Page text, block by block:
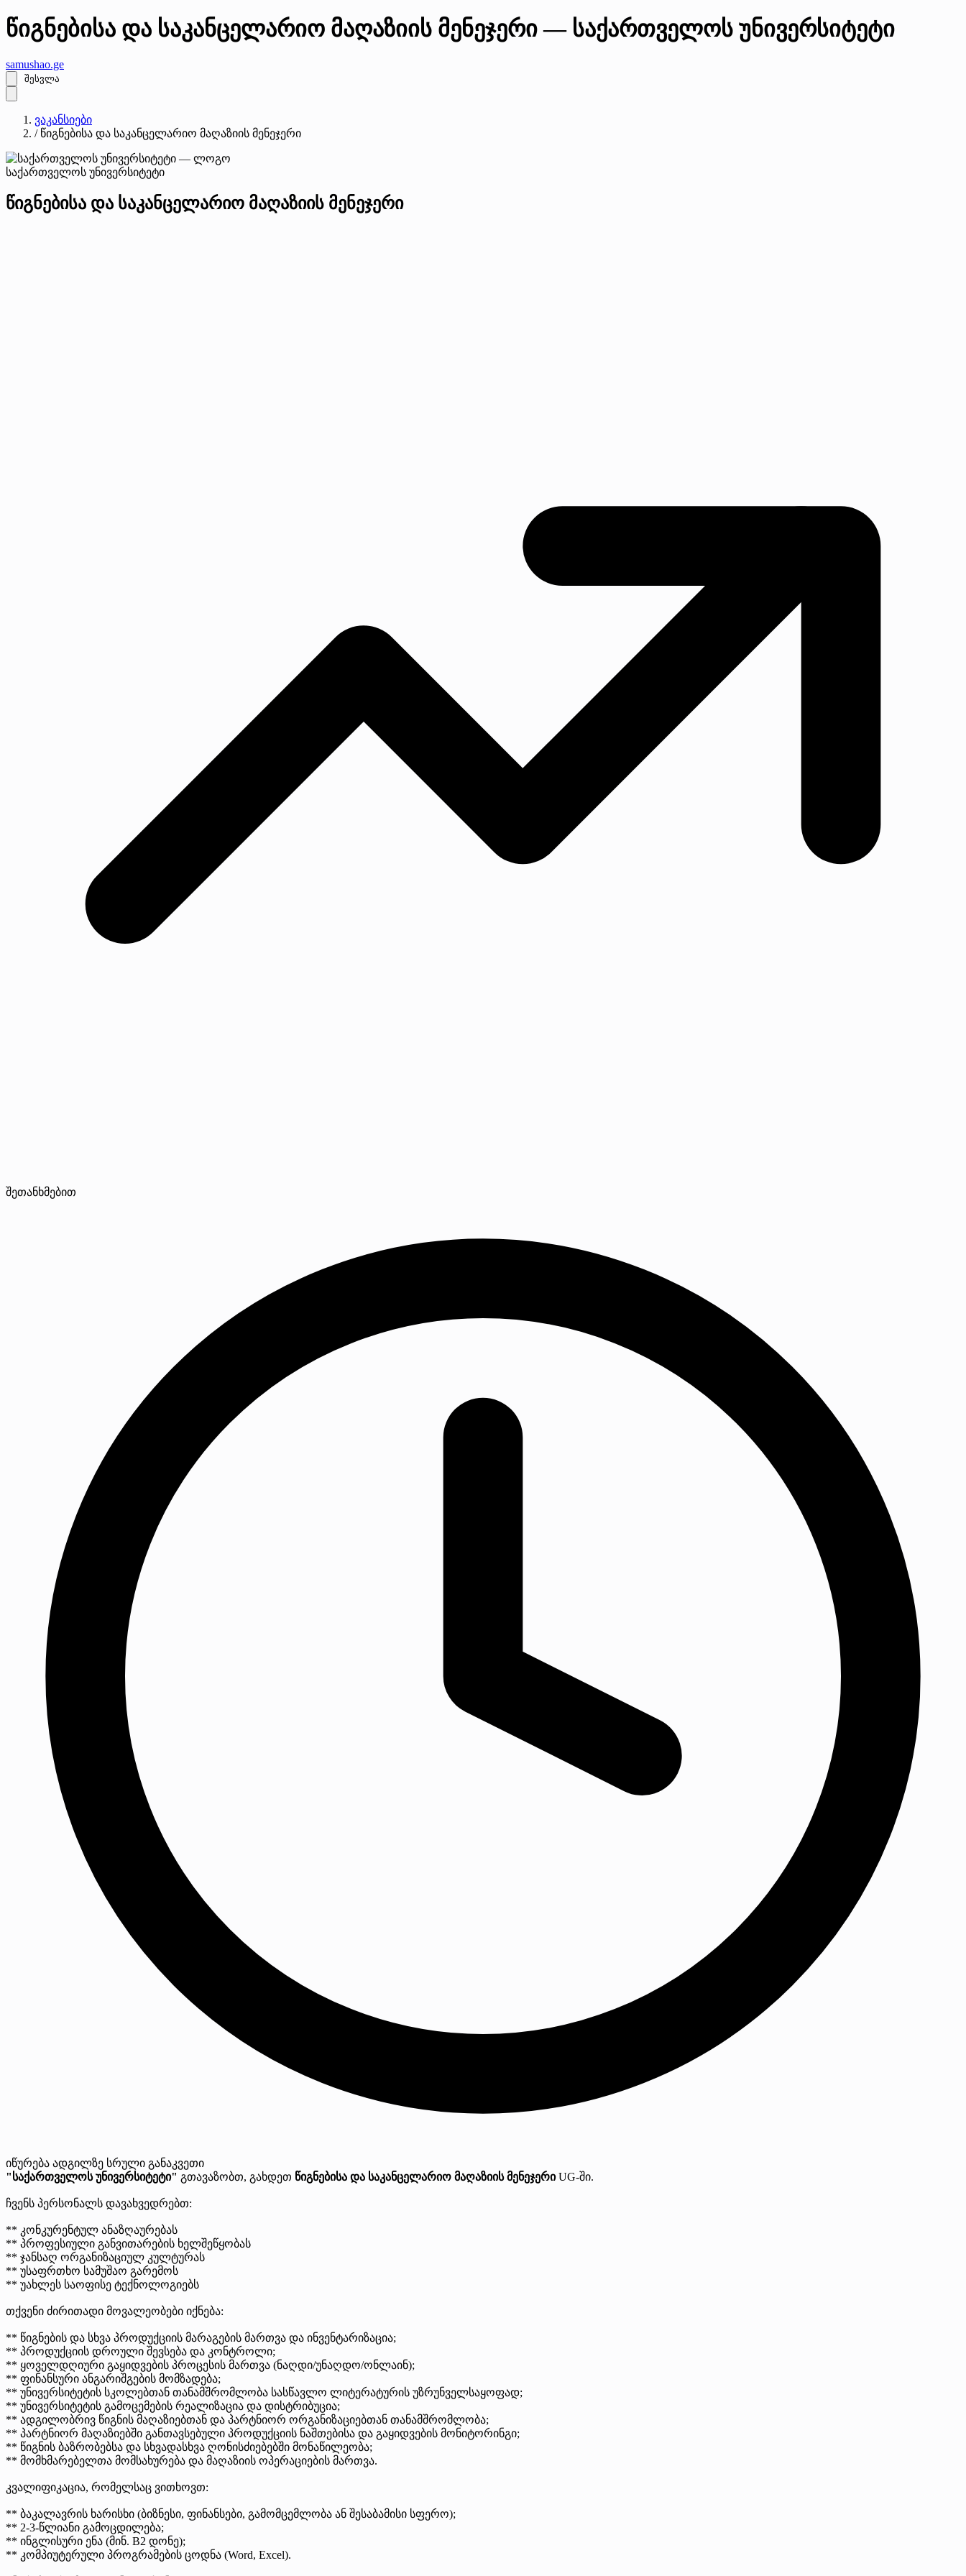
წიგნებისა და საკანცელარიო მაღაზიის მენეჯერი — საქართველოს უნივერსიტეტი
samushao.ge
შესვლა
ვაკანსიები
/ წიგნებისა და საკანცელარიო მაღაზიის მენეჯერი
საქართველოს უნივერსიტეტი
წიგნებისა და საკანცელარიო მაღაზიის მენეჯერი
შეთანხმებით
იწურება ადგილზე სრული განაკვეთი
"საქართველოს უნივერსიტეტი" გთავაზობთ, გახდეთ წიგნებისა და საკანცელარიო მაღაზიის მენეჯერიUG-ში.
ჩვენს პერსონალს დავახვედრებთ:
** კონკურენტულ ანაზღაურებას
** პროფესიული განვითარების ხელშეწყობას
** ჯანსაღ ორგანიზაციულ კულტურას
** უსაფრთხო სამუშაო გარემოს
** უახლეს საოფისე ტექნოლოგიებს
თქვენი ძირითადი მოვალეობები იქნება:
** წიგნების და სხვა პროდუქციის მარაგების მართვა და ინვენტარიზაცია;
** პროდუქციის დროული შევსება და კონტროლი;
** ყოველდღიური გაყიდვების პროცესის მართვა (ნაღდი/უნაღდო/ონლაინ);
** ფინანსური ანგარიშგების მომზადება;
** უნივერსიტეტის სკოლებთან თანამშრომლობა სასწავლო ლიტერატურის უზრუნველსაყოფად;
** უნივერსიტეტის გამოცემების რეალიზაცია და დისტრიბუცია;
** ადგილობრივ წიგნის მაღაზიებთან და პარტნიორ ორგანიზაციებთან თანამშრომლობა;
** პარტნიორ მაღაზიებში განთავსებული პროდუქციის ნაშთებისა და გაყიდვების მონიტორინგი;
** წიგნის ბაზრობებსა და სხვადასხვა ღონისძიებებში მონაწილეობა;
** მომხმარებელთა მომსახურება და მაღაზიის ოპერაციების მართვა.
კვალიფიკაცია, რომელსაც ვითხოვთ:
** ბაკალავრის ხარისხი (ბიზნესი, ფინანსები, გამომცემლობა ან შესაბამისი სფერო);
** 2-3-წლიანი გამოცდილება;
** ინგლისური ენა (მინ. B2 დონე);
** კომპიუტერული პროგრამების ცოდნა (Word, Excel).